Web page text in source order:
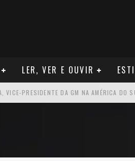
LER, VER E OUVIR
VICE-PRESIDENTE DA GM NA AMÉRICA DO